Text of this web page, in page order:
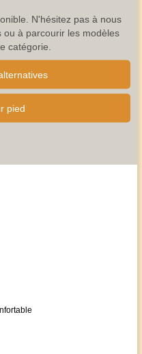
N'hésitez pas à nous
à parcourir les modèles
catégorie.
pied